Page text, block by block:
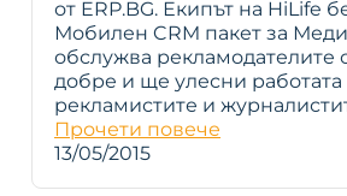
от ERP.BG. Екипът на HiLife
Мобилен CRM пакет за
обслужва рекламодателите
добре и ще улесни работата
рекламистите и
Прочети повече
13/05/2015